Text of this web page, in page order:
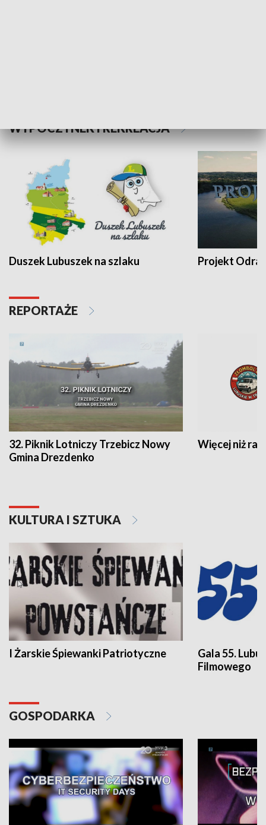
WYPOCZYNEK I REKREACJA
Duszek Lubuszek na szlaku Projekt Odra
REPORTAŻE
32. Piknik Lotniczy Trzebicz Nowy
Gmina Drezdenko
Więcej niż rajd
KULTURA I SZTUKA
I Żarskie Śpiewanki Patriotyczne
Gala 55.
Filmowego
GOSPODARKA